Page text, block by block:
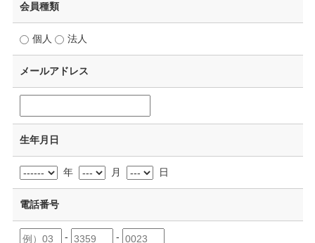
会員種類
個人 法人
メールアドレス
生年月日
年 月 日
電話番号
- -